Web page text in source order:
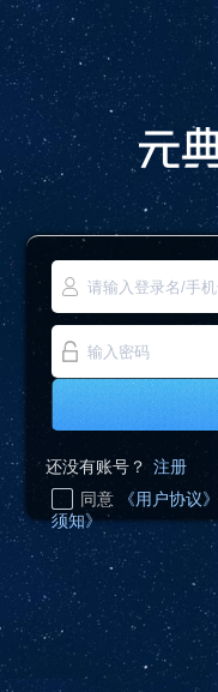
还没有账号？ 注册
同意
《用户协议》
须知》